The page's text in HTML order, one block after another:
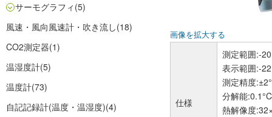
サーモグラフィ (5)
風速・風向風速計・吹き流し(18)
CO2測定器(1)
温湿度計(5)
温度計(73)
自記記録計(温度・温湿度)(4)
画像を拡大する
仕様
測定範囲:-
表示範囲:-
測定精度
分解能
熱解像度